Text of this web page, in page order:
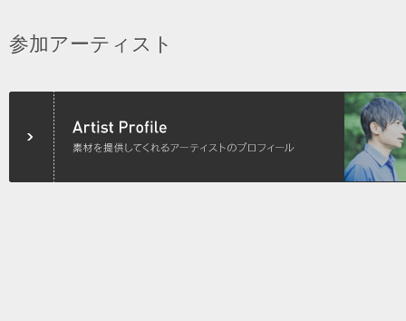
参加アーティスト